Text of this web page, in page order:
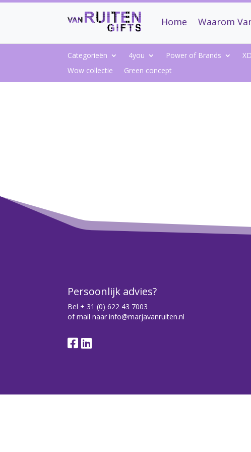
Home Waarom
Categorieën 4you Power of Brands
Wow collectie
Green concept
Persoonlijk advies?
Bel + 31 (0) 622 43 7003
of mail naarinfo@marjavanruiten.nl